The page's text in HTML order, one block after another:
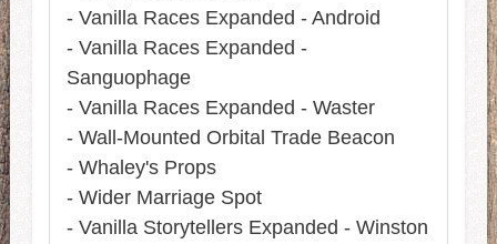
- Vanilla Races Expanded - Android
- Vanilla Races Expanded -
Sanguophage
- Vanilla Races Expanded - Waster
- Wall-Mounted Orbital Trade Beacon
- Whaley's Props
- Wider Marriage Spot
- Vanilla Storytellers Expanded - Winston